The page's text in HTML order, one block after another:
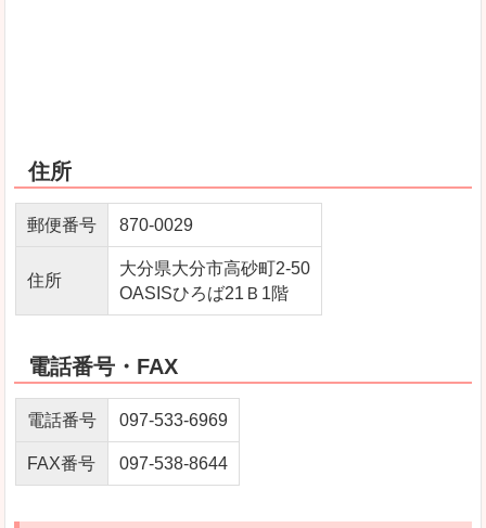
住所
郵便番号 870-0029
住所
大分県大分市高砂町2-50
OASISひろば21Ｂ1階
電話番号・FAX
電話番号 097-533-6969
FAX番号 097-538-8644